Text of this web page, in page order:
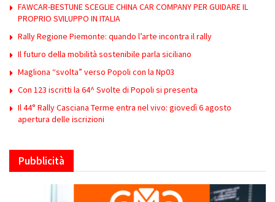
FAWCAR-BESTUNE SCEGLIE CHINA CAR COMPANY PER GUIDARE IL
PROPRIO SVILUPPO IN ITALIA
Rally Regione Piemonte: quando l’arte incontra il rally
Il futuro della mobilità sostenibile parla siciliano
Magliona “svolta” verso Popoli con la Np03
Con 123 iscritti la 64^ Svolte di Popoli si presenta
Il 44° Rally Casciana Terme entra nel vivo: giovedì 6 agosto
apertura delle iscrizioni
Pubblicità